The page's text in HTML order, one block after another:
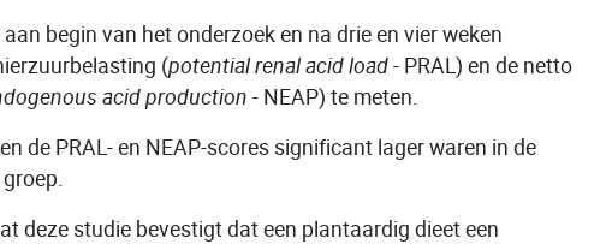
begin van het onderzoek en na drie en vier weken
(potential renal acid load- PRAL) en de netto
acid production - NEAP) te meten.
de PRAL- en NEAP-scores significant lager waren in de
deze studie bevestigt dat een plantaardig dieet een